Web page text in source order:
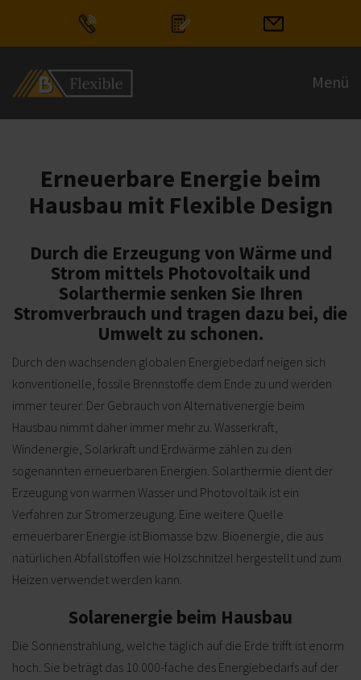
Angebot einholen
Menü
Erneuerbare Energie beim
Hausbau mit Flexible Design
Durch die Erzeugung von Wärme und
Strom mittels Photovoltaik und
Solarthermie senken Sie Ihren
Stromverbrauch und tragen dazu bei, die
Umwelt zu schonen.
Durch den wachsenden globalen Energiebedarf neigen sich
konventionelle, fossile Brennstoffe dem Ende zu und werden
immer teurer. Der Gebrauch von Alternativenergie beim
Hausbau nimmt daher immer mehr zu. Wasserkraft,
Windenergie, Solarkraft und Erdwärme zählen zu den
sogenannten erneuerbaren Energien. Solarthermie dient der
Erzeugung von warmen Wasser und Photovoltaik ist ein
Verfahren zur Stromerzeugung. Eine weitere Quelle
erneuerbarer Energie ist Biomasse bzw. Bioenergie, die aus
natürlichen Abfallstoffen wie Holzschnitzel hergestellt und zum
Heizen verwendet werden kann.
Solarenergie beim Hausbau
Die Sonnenstrahlung, welche täglich auf die Erde trifft ist enorm
hoch. Sie beträgt das 10.000-fache des Energiebedarfs auf der